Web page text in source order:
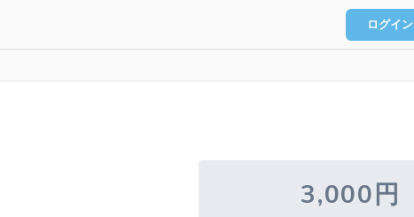
ログイン
3,000円